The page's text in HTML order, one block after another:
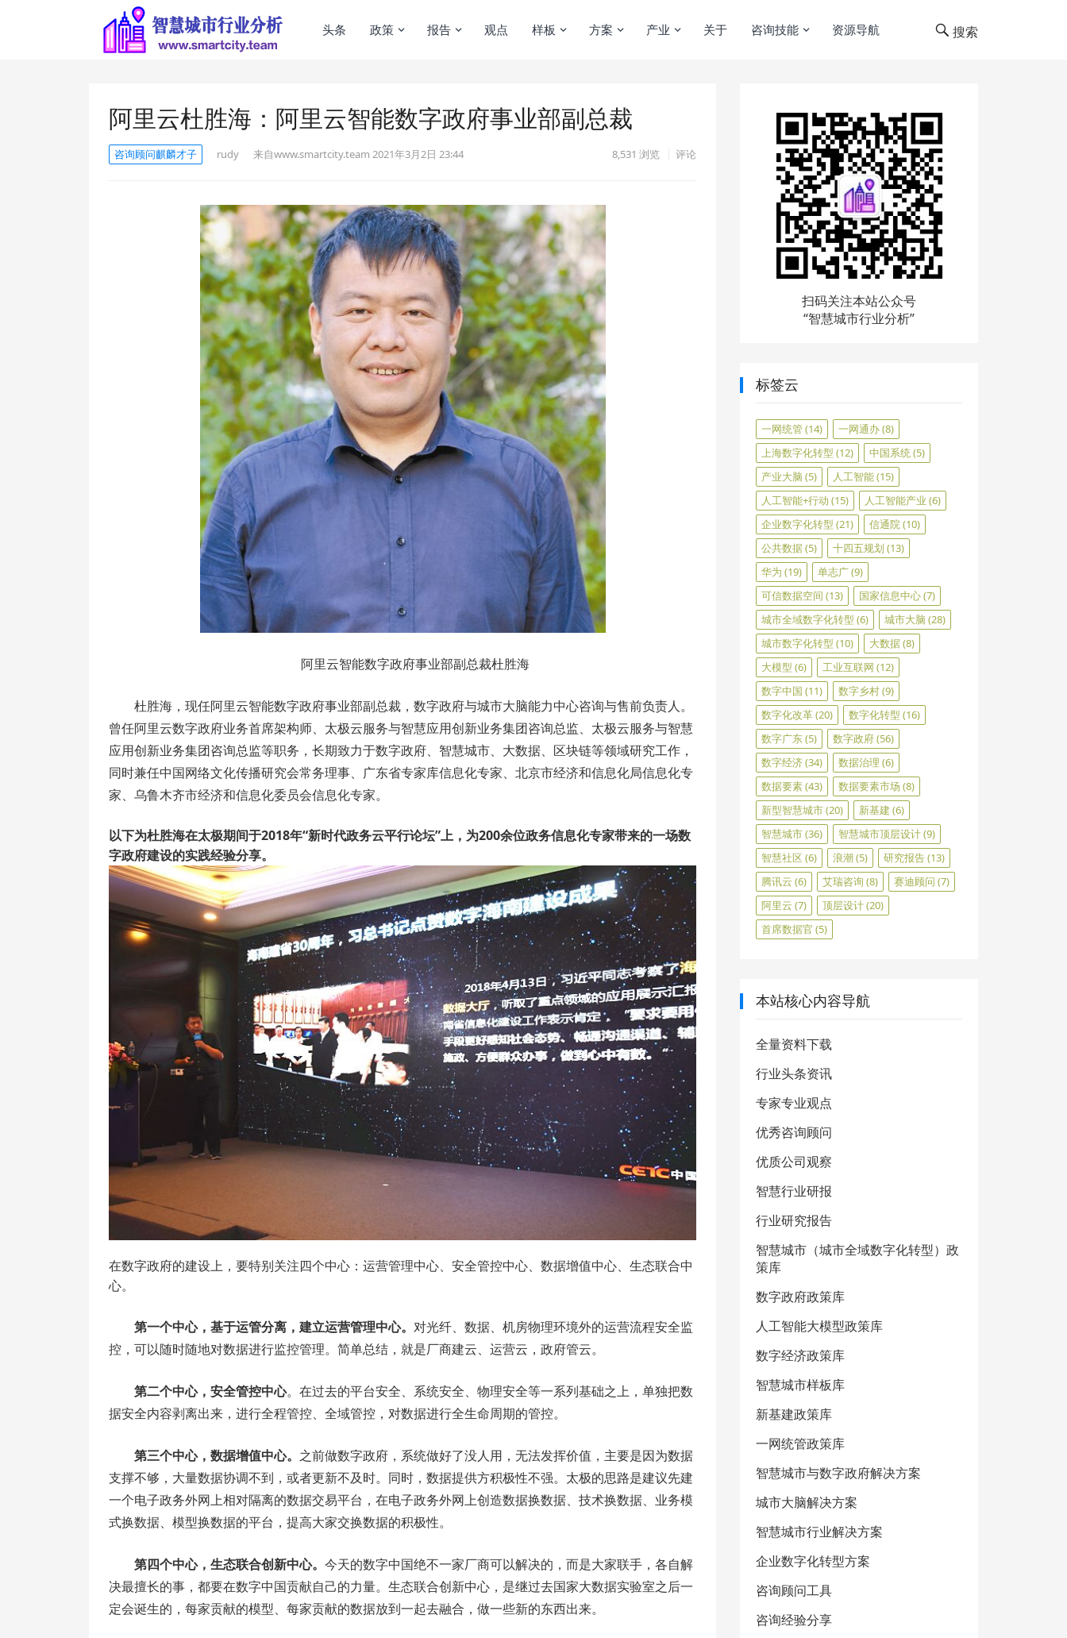
头条 政策 报告 观点 样板 方案 产业 关于 咨询技能 资源导航 搜索
阿里云杜胜海：阿里云智能数字政府事业部副总裁
咨询顾问麒麟才子 rudy 来自www.smartcity.team 2021年3月2日 23:44 8,531 浏览 评论
阿里云智能数字政府事业部副总裁杜胜海
杜胜海，现任阿里云智能数字政府事业部副总裁，数字政府与城市大脑能力中心咨询与售前负责人。
曾任阿里云数字政府业务首席架构师、太极云服务与智慧应用创新业务集团咨询总监、太极云服务与智慧
应用创新业务集团咨询总监等职务，长期致力于数字政府、智慧城市、大数据、区块链等领域研究工作，
同时兼任中国网络文化传播研究会常务理事、广东省专家库信息化专家、北京市经济和信息化局信息化专
家、乌鲁木齐市经济和信息化委员会信息化专家。
以下为杜胜海在太极期间于2018年“新时代政务云平行论坛”上，为200余位政务信息化专家带来的一场数
字政府建设的实践经验分享。
在数字政府的建设上，要特别关注四个中心：运营管理中心、安全管控中心、数据增值中心、生态联合中
心。
第一个中心，基于运管分离，建立运营管理中心。 对光纤、数据、机房物理环境外的运营流程安全监
控，可以随时随地对数据进行监控管理。简单总结，就是厂商建云、运营云，政府管云。
第二个中心，安全管控中心。在过去的平台安全、系统安全、物理安全等一系列基础之上，单独把数
据安全内容剥离出来，进行全程管控、全域管控，对数据进行全生命周期的管控。
第三个中心，数据增值中心。 之前做数字政府，系统做好了没人用，无法发挥价值，主要是因为数据
支撑不够，大量数据协调不到，或者更新不及时。同时，数据提供方积极性不强。太极的思路是建议先建
一个电子政务外网上相对隔离的数据交易平台，在电子政务外网上创造数据换数据、技术换数据、业务模
式换数据、模型换数据的平台，提高大家交换数据的积极性。
第四个中心，生态联合创新中心。 今天的数字中国绝不一家厂商可以解决的，而是大家联手，各自解
决最擅长的事，都要在数字中国贡献自己的力量。生态联合创新中心，是继过去国家大数据实验室之后一
定会诞生的，每家贡献的模型、每家贡献的数据放到一起去融合，做一些新的东西出来。
扫码关注本站公众号
“智慧城市行业分析”
标签云
一网统管(14) 一网通办(8)
上海数字化转型 (12) 中国系统(5)
产业大脑 (5) 人工智能(15)
人工智能+行动 (15) 人工智能产业 (6)
企业数字化转型 (21) 信通院(10)
公共数据(5) 十四五规划 (13)
华为 (19) 单志广(9)
可信数据空间 (13) 国家信息中心(7)
城市全域数字化转型 (6) 城市大脑 (28)
城市数字化转型 (10) 大数据(8)
大模型 (6) 工业互联网 (12)
数字中国 (11) 数字乡村(9)
数字化改革(20) 数字化转型 (16)
数字广东(5) 数字政府(56)
数字经济(34) 数据治理 (6)
数据要素(43) 数据要素市场 (8)
新型智慧城市(20) 新基建 (6)
智慧城市(36) 智慧城市顶层设计(9)
智慧社区 (6) 浪潮(5) 研究报告(13)
腾讯云 (6) 艾瑞咨询 (8) 赛迪顾问 (7)
阿里云 (7) 顶层设计(20)
首席数据官 (5)
本站核心内容导航
全量资料下载
行业头条资讯
专家专业观点
优秀咨询顾问
优质公司观察
智慧行业研报
行业研究报告
智慧城市（城市全域数字化转型）政
策库
数字政府政策库
人工智能大模型政策库
数字经济政策库
智慧城市样板库
新基建政策库
一网统管政策库
智慧城市与数字政府解决方案
城市大脑解决方案
智慧城市行业解决方案
企业数字化转型方案
咨询顾问工具
咨询经验分享